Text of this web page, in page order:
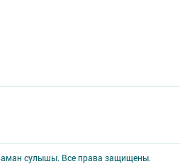
сулышы. Все права защищены.